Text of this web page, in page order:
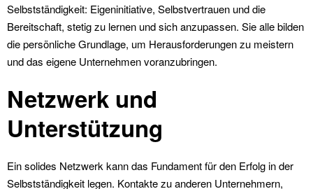
Selbstständigkeit: Eigeninitiative, Selbstvertrauen und die
Bereitschaft, stetig zu lernen und sich anzupassen. Sie alle bilden
die persönliche Grundlage, um Herausforderungen zu meistern
und das eigene Unternehmen voranzubringen.
Netzwerk und
Unterstützung
Ein solides Netzwerk kann das Fundament für den Erfolg in der
Selbstständigkeit legen. Kontakte zu anderen Unternehmern,